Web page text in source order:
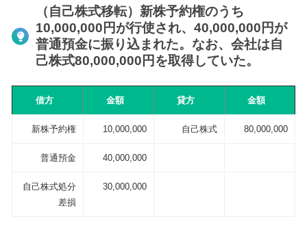
（自己株式移転）新株予約権のうち
10,000,000円が行使され、40,000,000円が
普通預金に振り込まれた。なお、会社は自
己株式80,000,000円を取得していた。
借方 金額 貸方 金額
新株予約権 10,000,000 自己株式 80,000,000
普通預金 40,000,000
自己株式処分
差損
30,000,000